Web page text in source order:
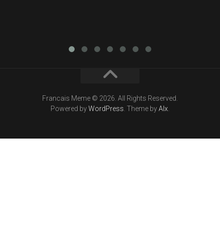
Francais Meme © 2026. All Rights Reserved.
Powered byWordPress . Theme byAlx